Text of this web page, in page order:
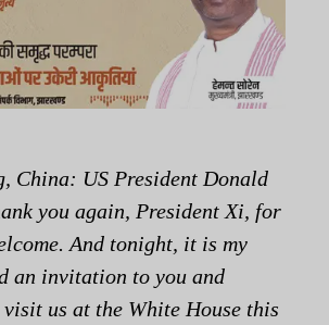
China: US President Donald
you again, President Xi, for
And tonight, it is my
an invitation to you and
us at the White House this